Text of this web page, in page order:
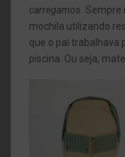
carregamos. Sempre
mochila utilizando
que o pai trabalhava
piscina. Ou seja,